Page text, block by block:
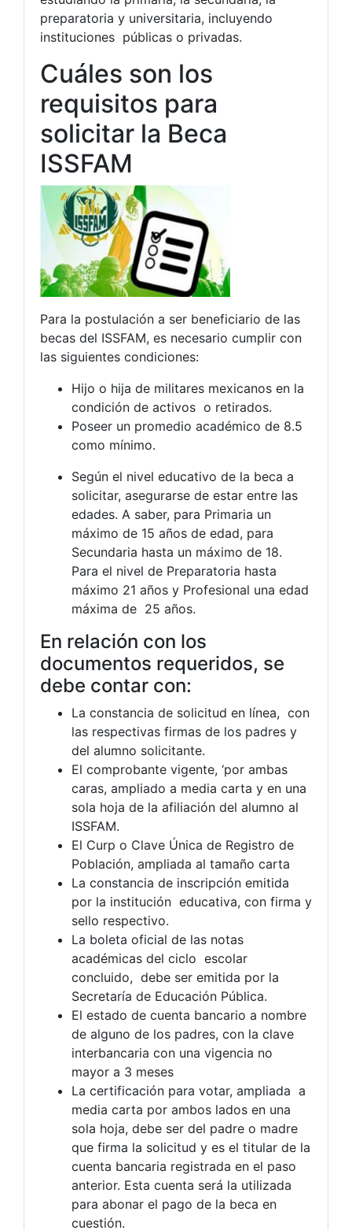
preparatoria y universitaria, incluyendo
instituciones públicas o privadas.
Cuáles son los
requisitos para
solicitar la Beca
ISSFAM
Para la postulación a ser beneficiario de las
becas del ISSFAM, es necesario cumplir con
las siguientes condiciones:
Hijo o hija de militares mexicanos en la
condición de activos o retirados.
Poseer un promedio académico de 8.5
como mínimo.
Según el nivel educativo de la beca a
solicitar, asegurarse de estar entre las
edades. A saber, para Primaria un
máximo de 15 años de edad, para
Secundaria hasta un máximo de 18.
Para el nivel de Preparatoria hasta
máximo 21 años y Profesional una edad
máxima de 25 años.
En relación con los
documentos requeridos, se
debe contar con:
La constancia de solicitud en línea, con
las respectivas firmas de los padres y
del alumno solicitante.
El comprobante vigente, ‘por ambas
caras, ampliado a media carta y en una
sola hoja de la afiliación del alumno al
ISSFAM.
El Curp o Clave Única de Registro de
Población, ampliada al tamaño carta
La constancia de inscripción emitida
por la institución educativa, con firma y
sello respectivo.
La boleta oficial de las notas
académicas del ciclo escolar
concluido, debe ser emitida por la
Secretaría de Educación Pública.
El estado de cuenta bancario a nombre
de alguno de los padres, con la clave
interbancaria con una vigencia no
mayor a 3 meses
La certificación para votar, ampliada a
media carta por ambos lados en una
sola hoja, debe ser del padre o madre
que firma la solicitud y es el titular de la
cuenta bancaria registrada en el paso
anterior. Esta cuenta será la utilizada
para abonar el pago de la beca en
cuestión.